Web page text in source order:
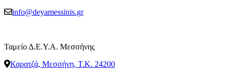
info@deyamessinis.gr
Ταμείο Δ.Ε.Υ.Α. Μεσσήνης
Καρατζά, Μεσσήνη, Τ.Κ. 24200